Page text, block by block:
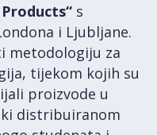
s
i Ljubljane.
metodologiju za
tijekom kojih su
proizvode u
distribuiranom